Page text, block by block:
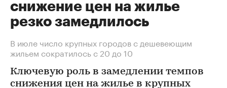
снижение цен на жилье
резко замедлилось
В июле число крупных городов с дешевеющим
жильем сократилось с 20 до 10
Ключевую роль в замедлении темпов
снижения цен на жилье в крупных